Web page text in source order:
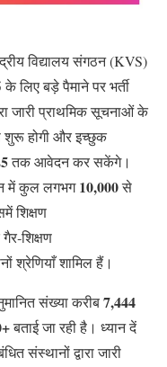
विद्यालय संगठन (KVS)
लिए बड़े पैमाने पर भर्ती
जारी प्राथमिक सूचनाओं के
होगी और इच्छुक
तक आवेदन कर सकेंगे।
में कुल लगभग10,000से
शिक्षण
श्रेणियाँ शामिल हैं।
संख्या करीब7,444
बताई जा रही है। ध्यान दें
संस्थानों द्वारा जारी